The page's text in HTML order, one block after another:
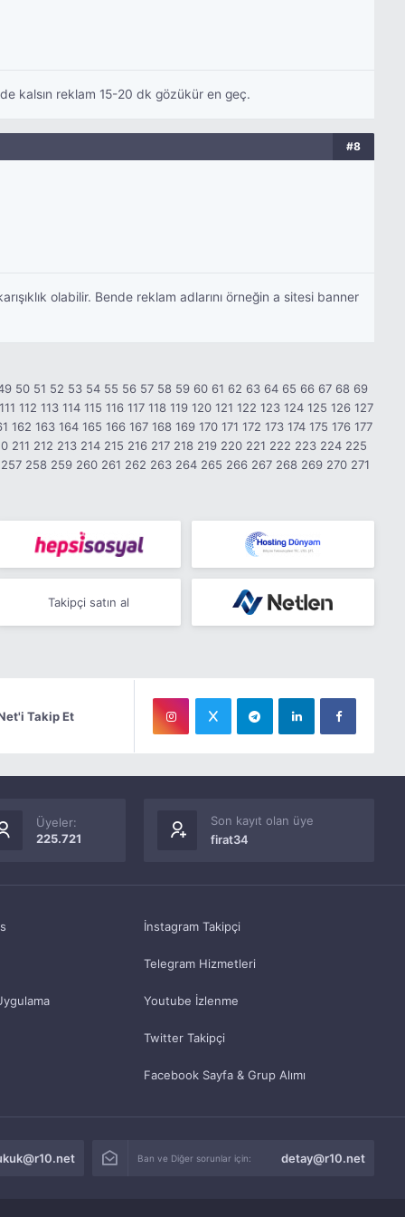
kalsın reklam 15-20 dk gözükür en geç.
#8
olabilir. Bende reklam adlarını örneğin a sitesi banner
50 51 52 53 54 55 56 57 58 59 60 61 62 63 64 65 66 67 68 69
111 112 113 114 115 116 117 118 119 120 121 122 123 124 125 126 127
162 163 164 165 166 167 168 169 170 171 172 173 174 175 176 177
211 212 213 214 215 216 217 218 219 220 221 222 223 224 225
257 258 259 260 261 262 263 264 265 266 267 268 269 270 271
Takipçi satın al
Takip Et
Üyeler:
225.721
Son kayıt olan üye
firat34
İnstagram Takipçi
Telegram Hizmetleri
Youtube İzlenme
Twitter Takipçi
Facebook Sayfa & Grup Alımı
Ban ve Diğer sorunlar için: detay@r10.net